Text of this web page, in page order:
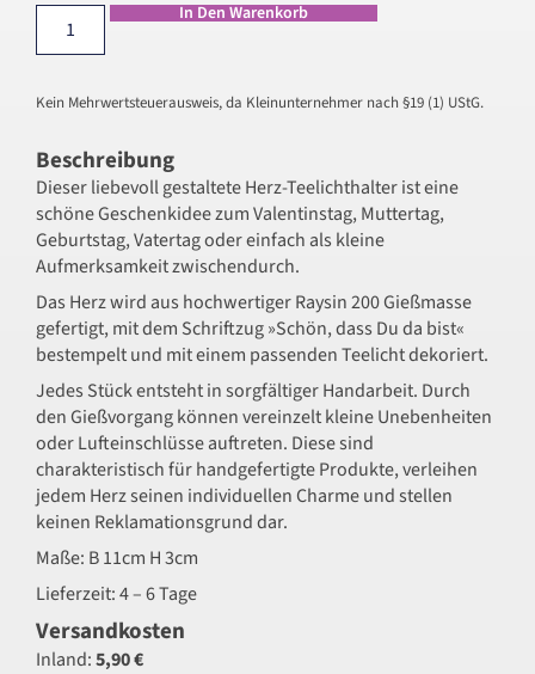
In Den Warenkorb
Kein Mehrwertsteuerausweis, da Kleinunternehmer nach §19 (1) UStG.
Beschreibung
Dieser liebevoll gestaltete Herz-Teelichthalter ist eine
schöne Geschenkidee zum Valentinstag, Muttertag,
Geburtstag, Vatertag oder einfach als kleine
Aufmerksamkeit zwischendurch.
Das Herz wird aus hochwertiger Raysin 200 Gießmasse
gefertigt, mit dem Schriftzug »Schön, dass Du da bist«
bestempelt und mit einem passenden Teelicht dekoriert.
Jedes Stück entsteht in sorgfältiger Handarbeit. Durch
den Gießvorgang können vereinzelt kleine Unebenheiten
oder Lufteinschlüsse auftreten. Diese sind
charakteristisch für handgefertigte Produkte, verleihen
jedem Herz seinen individuellen Charme und stellen
keinen Reklamationsgrund dar.
Maße: B 11cm H 3cm
Lieferzeit: 4 – 6 Tage
Versandkosten
Inland:5,90 €